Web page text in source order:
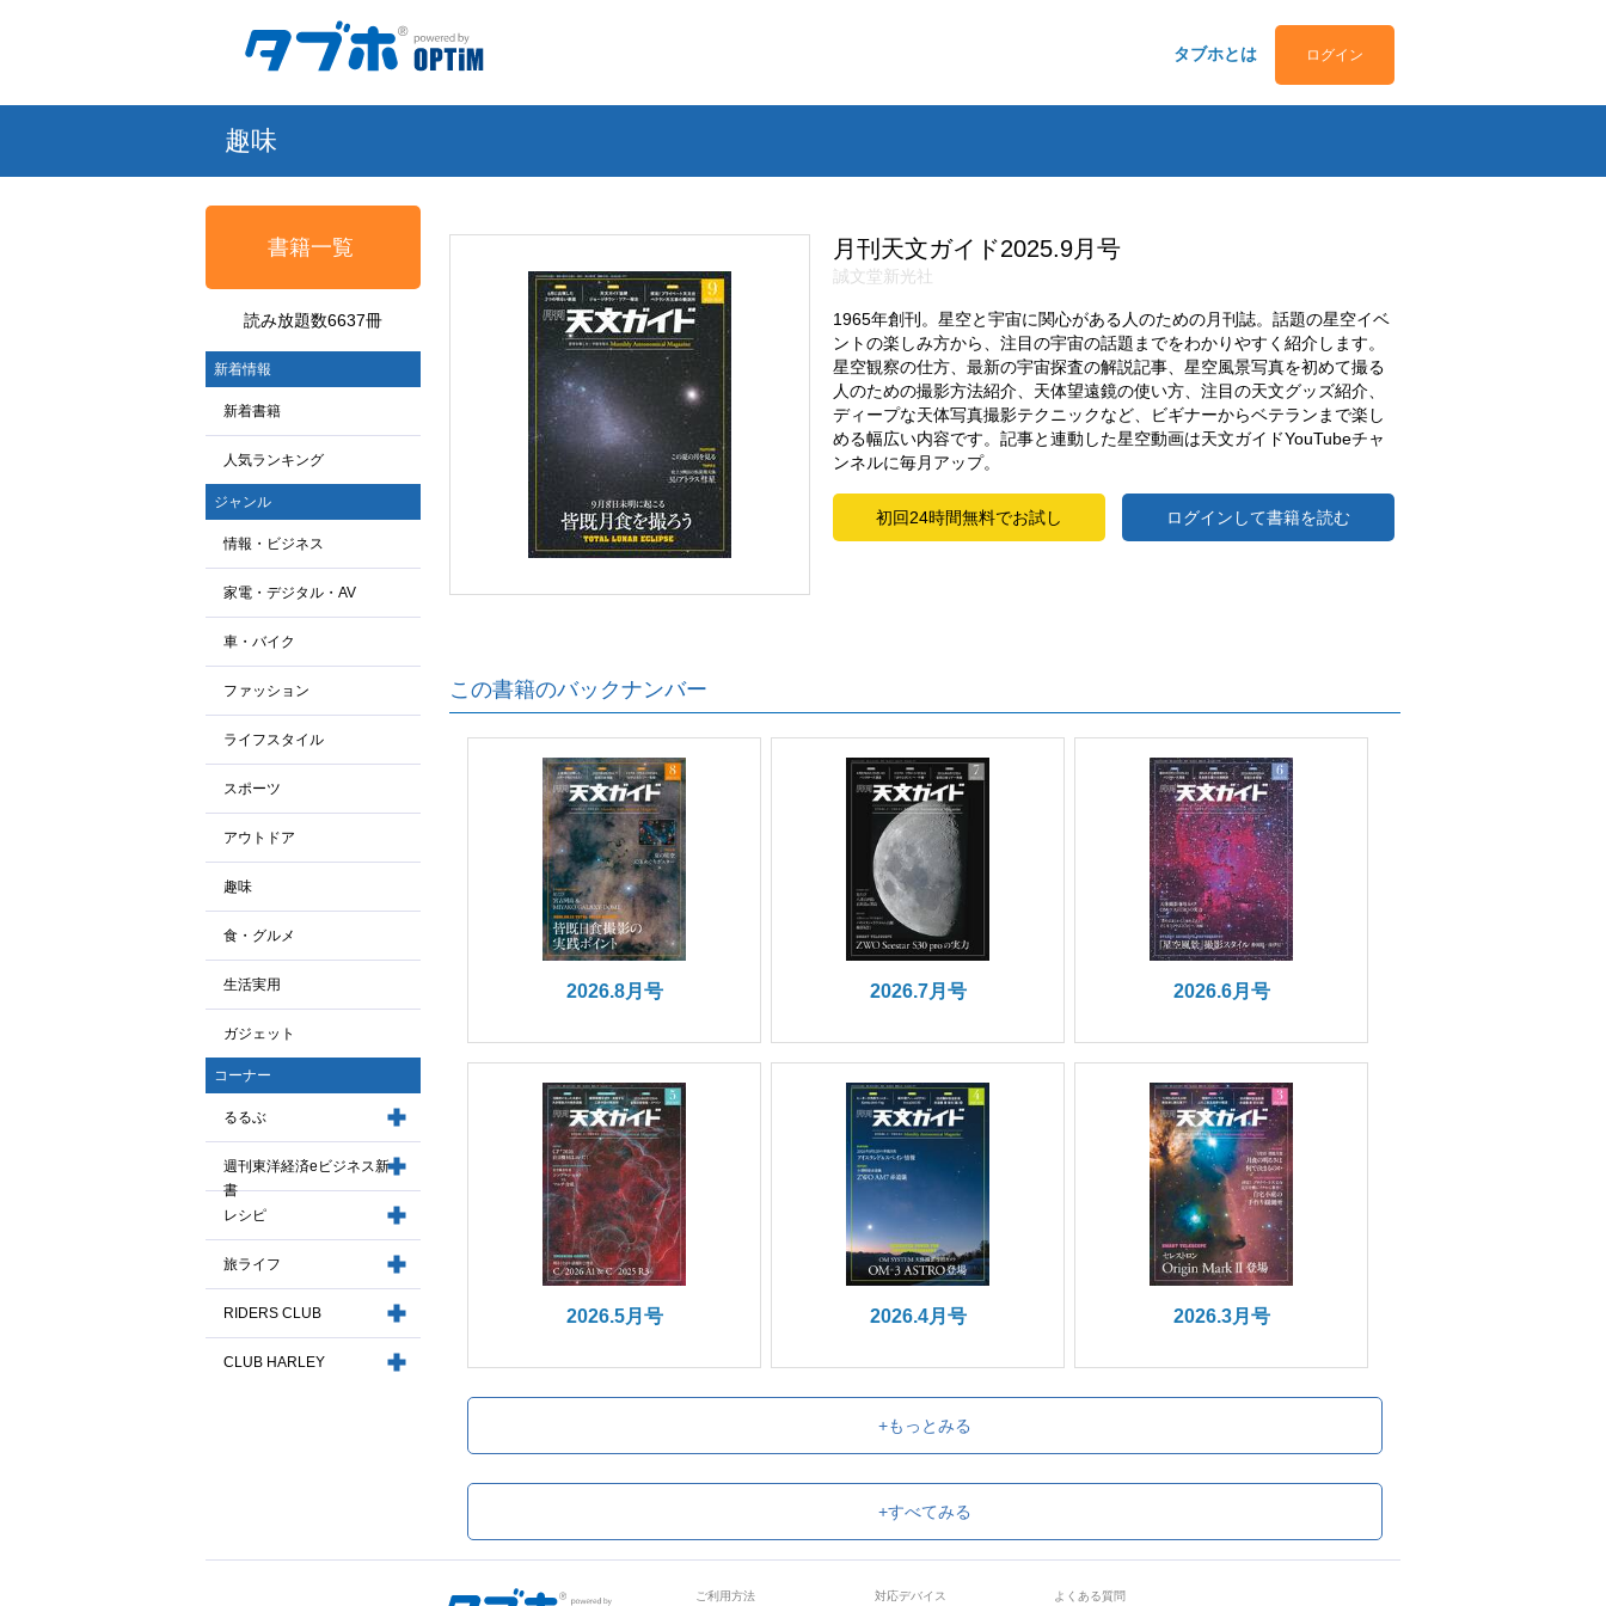
タブホとは ログイン
趣味
書籍一覧
読み放題数6637冊
新着情報
新着書籍
人気ランキング
ジャンル
情報・ビジネス
家電・デジタル・AV
車・バイク
ファッション
ライフスタイル
スポーツ
アウトドア
趣味
食・グルメ
生活実用
ガジェット
コーナー
るるぶ
週刊東洋経済eビジネス新
書
レシピ
旅ライフ
RIDERS CLUB
CLUB HARLEY
月刊天文ガイド2025.9月号
誠文堂新光社
1965年創刊。星空と宇宙に関心がある人のための月刊誌。話題の星空イベ
ントの楽しみ方から、注目の宇宙の話題までをわかりやすく紹介します。
星空観察の仕方、最新の宇宙探査の解説記事、星空風景写真を初めて撮る
人のための撮影方法紹介、天体望遠鏡の使い方、注目の天文グッズ紹介、
ディープな天体写真撮影テクニックなど、ビギナーからベテランまで楽し
める幅広い内容です。記事と連動した星空動画は天文ガイドYouTubeチャ
ンネルに毎月アップ。
初回24時間無料でお試し ログインして書籍を読む
この書籍のバックナンバー
2026.8月号 2026.7月号 2026.6月号
2026.5月号 2026.4月号 2026.3月号
+もっとみる
+すべてみる
ご利用方法 対応デバイス よくある質問